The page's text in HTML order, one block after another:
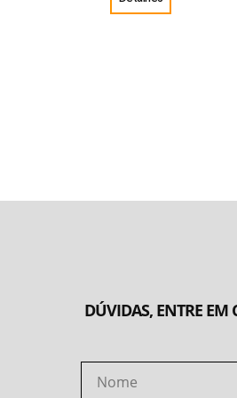
DÚVIDAS, ENTRE EM